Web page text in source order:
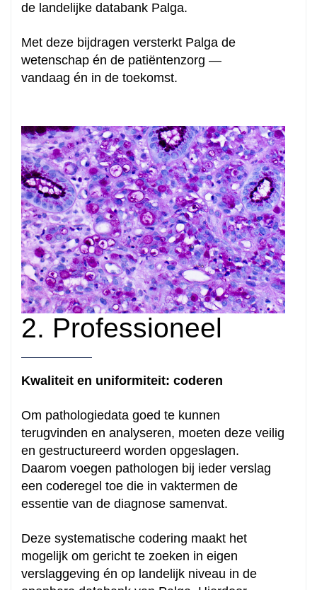
de landelijke databank Palga.
Met deze bijdragen versterkt Palga de
wetenschap én de patiëntenzorg —
vandaag én in de toekomst.
2. Professioneel
Kwaliteit en uniformiteit: coderen
Om pathologiedata goed te kunnen
terugvinden en analyseren, moeten deze veilig
en gestructureerd worden opgeslagen.
Daarom voegen pathologen bij ieder verslag
een coderegel toe die in vaktermen de
essentie van de diagnose samenvat.
Deze systematische codering maakt het
mogelijk om gericht te zoeken in eigen
verslaggeving én op landelijk niveau in de